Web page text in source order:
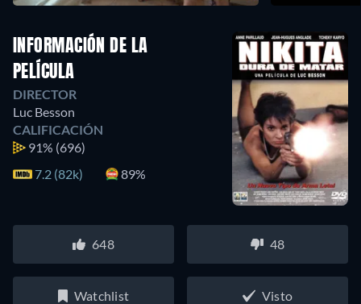
INFORMACIÓN DE LA
PELÍCULA
DIRECTOR
Luc Besson
CALIFICACIÓN
91% (696)
7.2 (82k)
89%
648 48
Watchlist Visto